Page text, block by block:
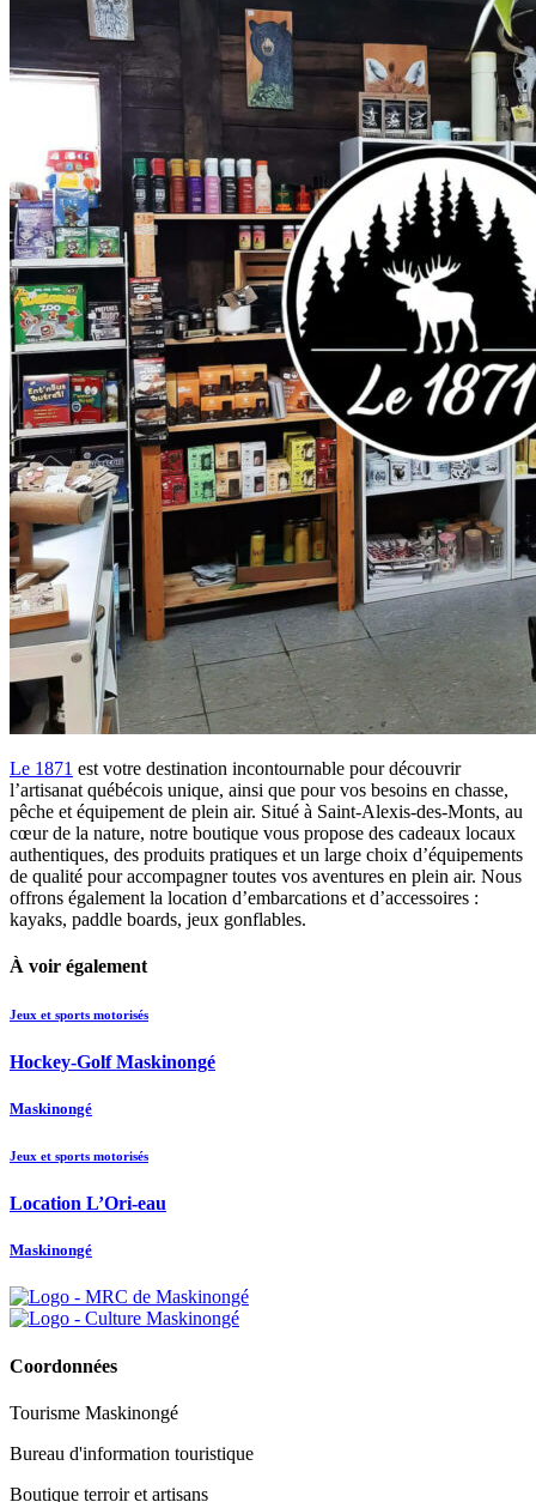
Le 1871 est votre destination incontournable pour découvrir
l’artisanat québécois unique, ainsi que pour vos besoins en chasse,
pêche et équipement de plein air. Situé à Saint-Alexis-des-Monts, au
cœur de la nature, notre boutique vous propose des cadeaux locaux
authentiques, des produits pratiques et un large choix d’équipements
de qualité pour accompagner toutes vos aventures en plein air. Nous
offrons également la location d’embarcations et d’accessoires :
kayaks, paddle boards, jeux gonflables.
À voir également
Jeux et sports motorisés
Hockey-Golf Maskinongé
Maskinongé
Jeux et sports motorisés
Location L’Ori-eau
Maskinongé
Coordonnées
Tourisme Maskinongé
Bureau d'information touristique
Boutique terroir et artisans